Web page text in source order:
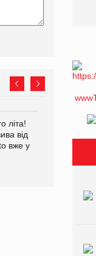
літа!
від
вже у
не